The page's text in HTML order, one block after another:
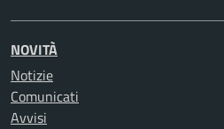
NOVITÀ
Notizie
Comunicati
Avvisi